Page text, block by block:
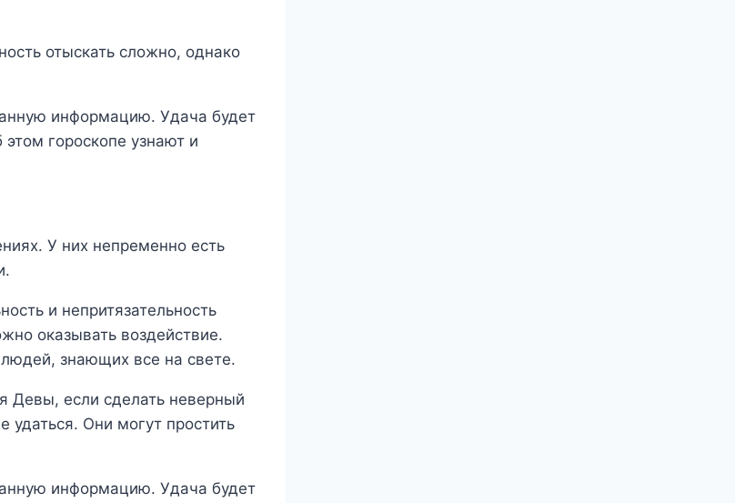
отыскать сложно, однако
информацию. Удача будет
гороскопе узнают и
У них непременно есть
и непритязательность
оказывать воздействие.
знающих все на свете.
Девы, если сделать неверный
удаться. Они могут простить
информацию. Удача будет